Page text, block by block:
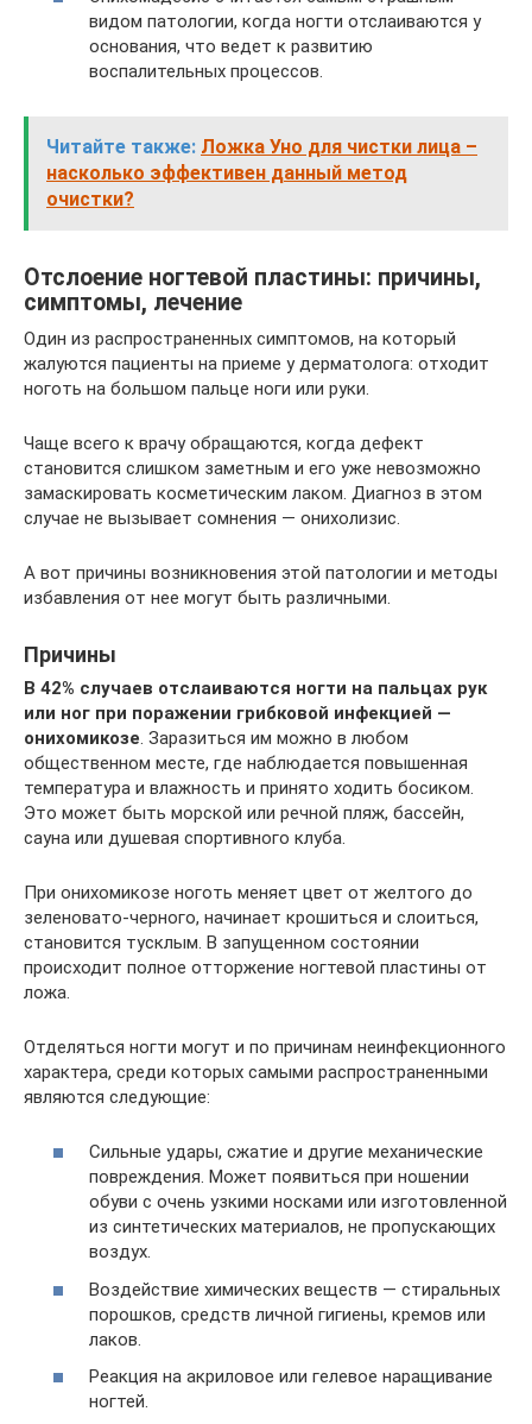
видом патологии, когда ногти отслаиваются у
основания, что ведет к развитию
воспалительных процессов.
Читайте также: Ложка Уно для чистки лица –
насколько эффективен данный метод
очистки?
Отслоение ногтевой пластины: причины,
симптомы, лечение
Один из распространенных симптомов, на который
жалуются пациенты на приеме у дерматолога: отходит
ноготь на большом пальце ноги или руки.
Чаще всего к врачу обращаются, когда дефект
становится слишком заметным и его уже невозможно
замаскировать косметическим лаком. Диагноз в этом
случае не вызывает сомнения — онихолизис.
А вот причины возникновения этой патологии и методы
избавления от нее могут быть различными.
Причины
В 42% случаев отслаиваются ногти на пальцах рук
или ног при поражении грибковой инфекцией —
онихомикозе . Заразиться им можно в любом
общественном месте, где наблюдается повышенная
температура и влажность и принято ходить босиком.
Это может быть морской или речной пляж, бассейн,
сауна или душевая спортивного клуба.
При онихомикозе ноготь меняет цвет от желтого до
зеленовато-черного, начинает крошиться и слоиться,
становится тусклым. В запущенном состоянии
происходит полное отторжение ногтевой пластины от
ложа.
Отделяться ногти могут и по причинам неинфекционного
характера, среди которых самыми распространенными
являются следующие:
Сильные удары, сжатие и другие механические
повреждения. Может появиться при ношении
обуви с очень узкими носками или изготовленной
из синтетических материалов, не пропускающих
воздух.
Воздействие химических веществ — стиральных
порошков, средств личной гигиены, кремов или
лаков.
Реакция на акриловое или гелевое наращивание
ногтей.